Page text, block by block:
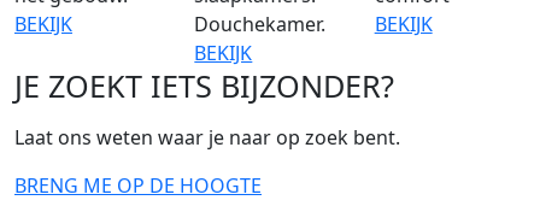
BEKIJK
Douchekamer.
BEKIJK
BEKIJK
JE ZOEKT IETS BIJZONDER?
Laat ons weten waar je naar op zoek bent.
BRENG ME OP DE HOOGTE